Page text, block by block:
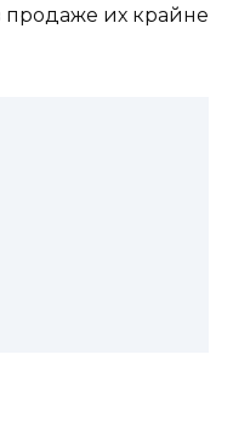
продаже их крайне